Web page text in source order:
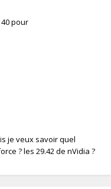
pour
je veux savoir quel
? les 29.42 de nVidia ?